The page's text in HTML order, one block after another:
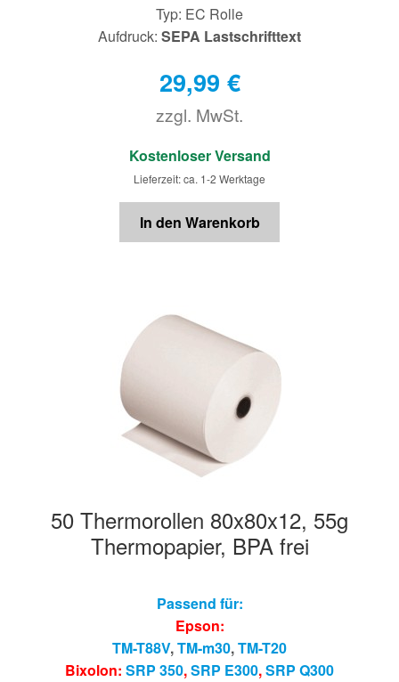
Typ: EC Rolle
Aufdruck: SEPA Lastschrifttext
29,99 €
zzgl. MwSt.
€
Kostenloser Versand
Lieferzeit: ca. 1-2 Werktage
In den Warenkorb
50 Thermorollen 80x80x12, 55g
Thermopapier, BPA frei
Passend für:
Epson:
TM-T88V,TM-m30,TM-T20
Bixolon: SRP 350,SRP E300,SRP Q300